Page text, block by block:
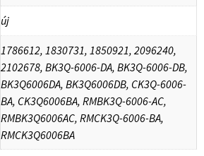
új
1786612, 1830731, 1850921, 2096240,
2102678, BK3Q-6006-DA, BK3Q-6006-DB,
BK3Q6006DA, BK3Q6006DB, CK3Q-6006-
BA, CK3Q6006BA, RMBK3Q-6006-AC,
RMBK3Q6006AC, RMCK3Q-6006-BA,
RMCK3Q6006BA